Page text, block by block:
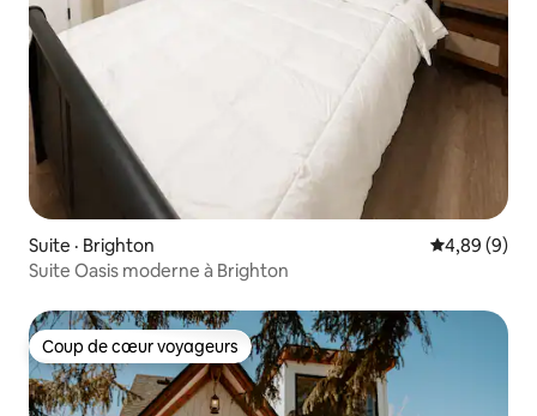
Suite · Brighton Note
4,89 (9)
Suite Oasis moderne à Brighton
Coup de cœur voyageurs
Coup de cœur voyageurs